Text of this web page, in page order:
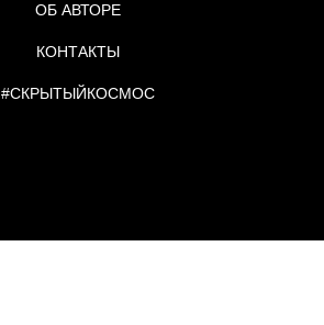
ОБ АВТОРЕ
КОНТАКТЫ
#СКРЫТЫЙКОСМОС